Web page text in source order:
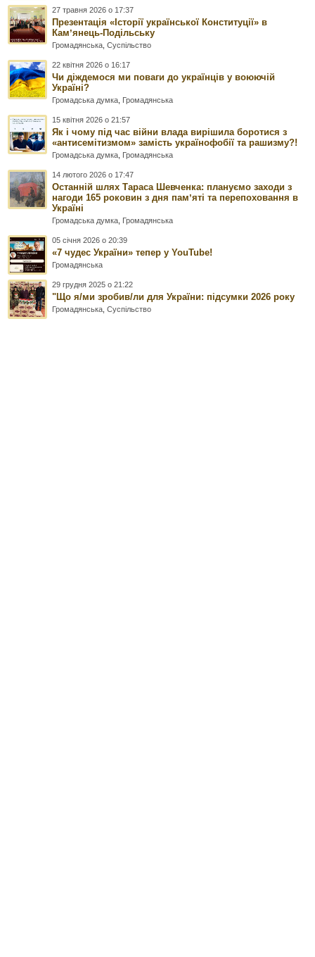
27 травня 2026 о 17:37
Презентація «Історії української Конституції» в
Камʼянець-Подільську
Громадянська ,Суспільство
22 квітня 2026 о 16:17
Чи діждемося ми поваги до українців у воюючій
Україні?
Громадська думка Громадянська
15 квітня 2026 о 21:57
Як і чому під час війни влада вирішила боротися з
«антисемітизмом» замість українофобії та рашизму?!
Громадська думка Громадянська
14 лютого 2026 о 17:47
Останній шлях Тараса Шевченка: плануємо заходи з
нагоди 165 роковин з дня памʼяті та перепоховання в
Україні
Громадська думка Громадянська
05 січня 2026 о 20:39
«7 чудес України» тепер у YouTube!
Громадянська
29 грудня 2025 о 21:22
"Що я/ми зробив/ли для України: підсумки 2026 року
Громадянська ,Суспільство